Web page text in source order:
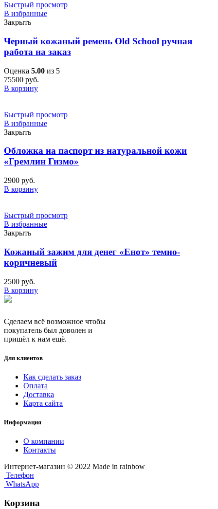
Быстрый просмотр
В избранные
Закрыть
Черный кожаный ремень Old School ручная
работа на заказ
Оценка 5.00 из 5
75500 руб.
В корзину
Быстрый просмотр
В избранные
Закрыть
Обложка на паспорт из натуральной кожи
«Гремлин Гизмо»
2900 руб.
В корзину
Быстрый просмотр
В избранные
Закрыть
Кожаный зажим для денег «Енот» темно-
коричневый
2500 руб.
В корзину
Сделаем всё возможное чтобы
покупатель был доволен и
пришёл к нам ещё.
Для клиентов
Как сделать заказ
Оплата
Доставка
Карта сайта
Информация
О компании
Контакты
Интернет-магазин © 2022 Made in rainbow
Телефон
WhatsApp
Корзина